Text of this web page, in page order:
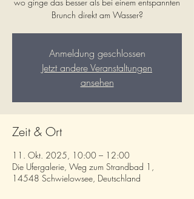
Brunch direkt am Wasser?
Anmeldung geschlossen
Jetzt andere Veranstaltungen
ansehen
Zeit & Ort
11. Okt. 2025, 10:00 – 12:00
Die Ufergalerie, Weg zum Strandbad 1,
14548 Schwielowsee, Deutschland